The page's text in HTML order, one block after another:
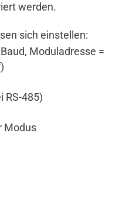
werden.
sich einstellen:
Moduladresse =
RS-485)
Modus